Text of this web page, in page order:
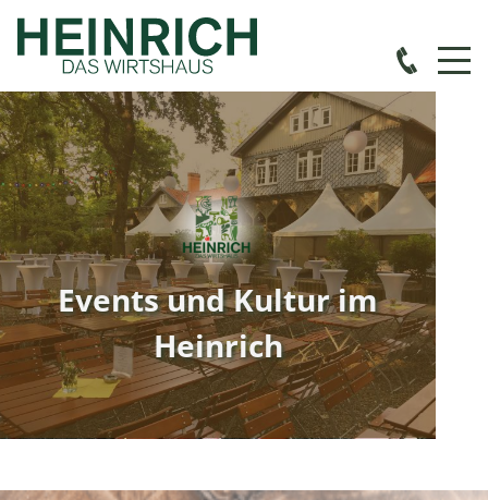
Events und Kultur im
Heinrich